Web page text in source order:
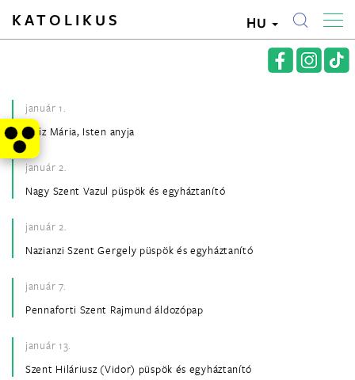
KATOLIKUS HU
január 1.
Szűz Mária, Isten anyja
január 2.
Nagy Szent Vazul püspök és egyháztanító
január 2.
Nazianzi Szent Gergely püspök és egyháztanító
január 7.
Pennaforti Szent Rajmund áldozópap
január 13.
Szent Hiláriusz (Vidor) püspök és egyháztanító